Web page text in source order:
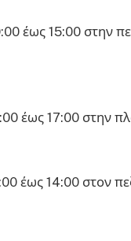
έως 15:00 στην
έως 17:00 στην
έως 14:00 στον